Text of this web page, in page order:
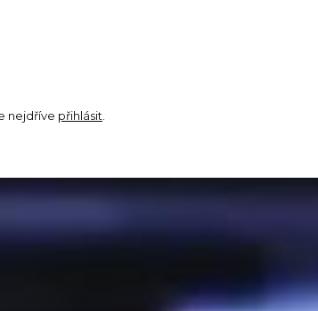
nejdříve přihlásit.